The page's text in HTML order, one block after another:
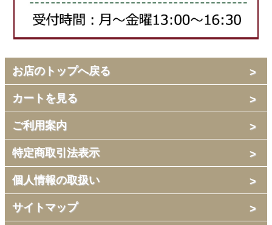
お店のトップへ戻る
カートを見る
ご利用案内
特定商取引法表示
個人情報の取扱い
サイトマップ